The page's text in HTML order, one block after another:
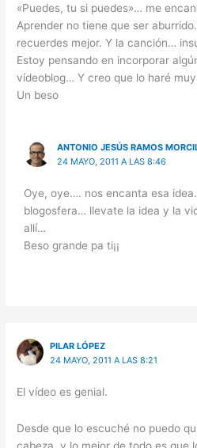
«Puedes, tu si puedes»… me
Aprender no tiene que ser
recuerdes mejor. Y la canción…
Estoy pensando en incorporar
vídeoblog… Y creo que lo haré
Un beso
ANTONIO JESÚS RAMOS
24 MAYO, 2011 A LAS 8:46
Oye, oye…. nos encanta esa
blogosfera… llevate la idea y la
allí…
Beso grande pa ti¡¡
PILAR LÓPEZ
24 MAYO, 2011 A LAS 8:21
El vídeo es genial.
Desde que lo escuché no puedo